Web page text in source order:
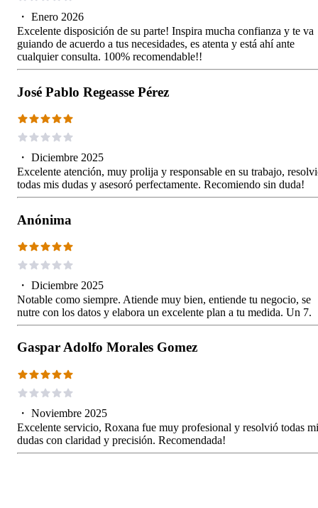
・ Enero 2026
Excelente disposición de su parte! Inspira mucha confianza y te va
guiando de acuerdo a tus necesidades, es atenta y está ahí ante
cualquier consulta. 100% recomendable!!
José Pablo Regeasse Pérez
・ Diciembre 2025
Excelente atención, muy prolija y responsable en su trabajo,
todas mis dudas y asesoró perfectamente. Recomiendo sin duda!
Anónima
・ Diciembre 2025
Notable como siempre. Atiende muy bien, entiende tu negocio, se
nutre con los datos y elabora un excelente plan a tu medida. Un 7.
Gaspar Adolfo Morales Gomez
・ Noviembre 2025
Excelente servicio, Roxana fue muy profesional y resolvió todas
dudas con claridad y precisión. Recomendada!